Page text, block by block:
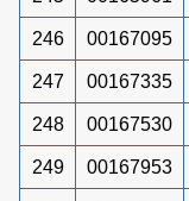
246 00167095
247 00167335
248 00167530
249 00167953